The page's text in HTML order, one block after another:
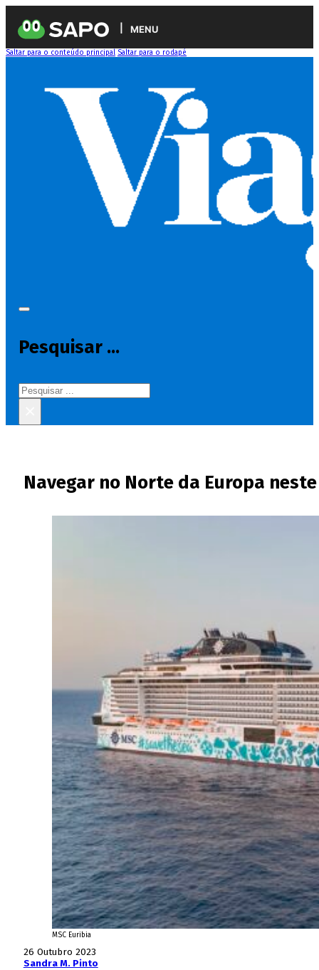
MENU
Saltar para o conteúdo principal Saltar para o rodapé
Pesquisar ...
Pesquisar
Navegar no Norte da Europa
MSC Euribia
26 Outubro 2023
Sandra M. Pinto